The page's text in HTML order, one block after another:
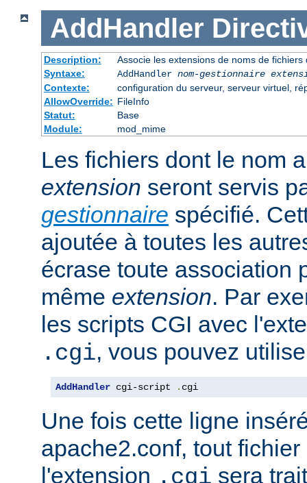
AddHandler
Description:
Associe les extensions de noms de
Syntaxe:
AddHandler nom-gestionnaire
Contexte:
configuration du serveur, serveur virtuel,
AllowOverride: FileInfo
Statut:
Base
Module:
mod_mime
Les fichiers dont le nom
extension seront servis
gestionnaire spécifié.
ajoutée à toutes les
écrase toute association
même extension. Par
les scripts CGI avec
.cgi, vous pouvez
AddHandler cgi-script . cgi
Une fois cette ligne
apache2.conf, tout
l'extension .cgi sera